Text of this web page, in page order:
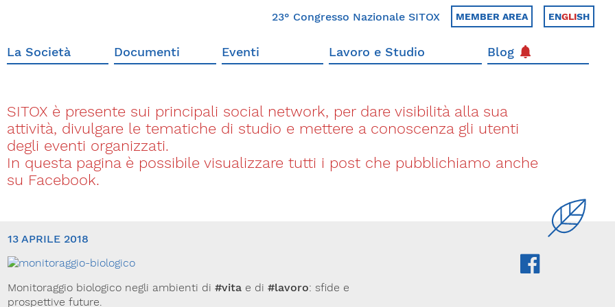
23° Congresso Nazionale SITOX MEMBER AREA ENGLISH
La Società Documenti Eventi Lavoro e Studio Blog
SITOX è presente sui principali social network, per dare visibilità alla sua
attività, divulgare le tematiche di studio e mettere a conoscenza gli utenti
degli eventi organizzati.
In questa pagina è possibile visualizzare tutti i post che pubblichiamo anche
su Facebook.
13 APRILE 2018
Monitoraggio biologico negli ambienti di#vita e di#lavoro: sfide e
prospettive future.